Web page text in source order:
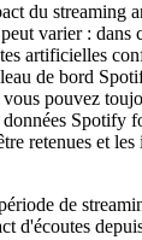
du streaming
varier : dans
artificielles
de bord
vous pouvez
Spotify
retenues et
de
d'écoutes